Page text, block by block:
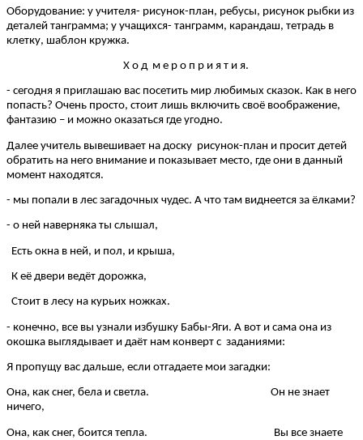
Оборудование: у учителя- рисунок-план, ребусы, рисунок рыбки из
деталей танграмма; у учащихся- танграмм, карандаш, тетрадь в
клетку, шаблон кружка.
Х о д м е р о п р и я т и я.
- сегодня я приглашаю вас посетить мир любимых сказок. Как в него
попасть? Очень просто, стоит лишь включить своё воображение,
фантазию – и можно оказаться где угодно.
Далее учитель вывешивает на доску рисунок-план и просит детей
обратить на него внимание и показывает место, где они в данный
момент находятся.
- мы попали в лес загадочных чудес. А что там виднеется за ёлками?
- о ней наверняка ты слышал,
Есть окна в ней, и пол, и крыша,
К её двери ведёт дорожка,
Стоит в лесу на курьих ножках.
- конечно, все вы узнали избушку Бабы-Яги. А вот и сама она из
окошка выглядывает и даёт нам конверт с заданиями:
Я пропущу вас дальше, если отгадаете мои загадки:
Она, как снег, бела и светла. Он не знает
ничего,
Она, как снег, боится тепла. Вы все знаете